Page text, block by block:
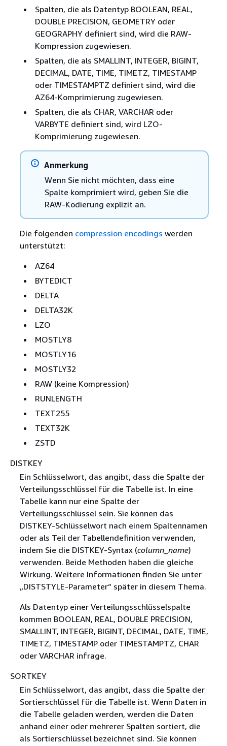
Spalten, die als Datentyp BOOLEAN, REAL,
DOUBLE PRECISION, GEOMETRY oder
GEOGRAPHY definiert sind, wird die RAW-
Kompression zugewiesen.
Spalten, die als SMALLINT, INTEGER, BIGINT,
DECIMAL, DATE, TIME, TIMETZ, TIMESTAMP
oder TIMESTAMPTZ definiert sind, wird die
AZ64-Komprimierung zugewiesen.
Spalten, die als CHAR, VARCHAR oder
VARBYTE definiert sind, wird LZO-
Komprimierung zugewiesen.
Anmerkung
Wenn Sie nicht möchten, dass eine
Spalte komprimiert wird, geben Sie die
RAW-Kodierung explizit an.
Die folgenden compression encodings werden
unterstützt:
AZ64
BYTEDICT
DELTA
DELTA32K
LZO
MOSTLY8
MOSTLY16
MOSTLY32
RAW (keine Kompression)
RUNLENGTH
TEXT255
TEXT32K
ZSTD
DISTKEY
Ein Schlüsselwort, das angibt, dass die Spalte der
Verteilungsschlüssel für die Tabelle ist. In eine
Tabelle kann nur eine Spalte der
Verteilungsschlüssel sein. Sie können das
DISTKEY-Schlüsselwort nach einem Spaltennamen
oder als Teil der Tabellendefinition verwenden,
indem Sie die DISTKEY-Syntax (column_name)
verwenden. Beide Methoden haben die gleiche
Wirkung. Weitere Informationen finden Sie unter
„DISTSTYLE-Parameter“ später in diesem Thema.
Als Datentyp einer Verteilungsschlüsselspalte
kommen BOOLEAN, REAL, DOUBLE PRECISION,
SMALLINT, INTEGER, BIGINT, DECIMAL, DATE, TIME,
TIMETZ, TIMESTAMP oder TIMESTAMPTZ, CHAR
oder VARCHAR infrage.
SORTKEY
Ein Schlüsselwort, das angibt, dass die Spalte der
Sortierschlüssel für die Tabelle ist. Wenn Daten in
die Tabelle geladen werden, werden die Daten
anhand einer oder mehrerer Spalten sortiert, die
als Sortierschlüssel bezeichnet sind. Sie können